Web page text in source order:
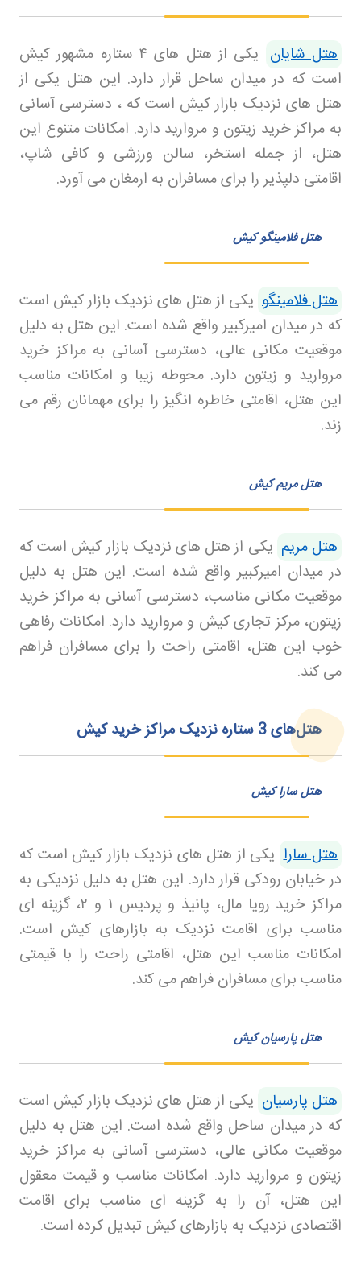
هتل شایان یکی از هتل های ۴ ستاره مشهور کیش
است که در میدان ساحل قرار دارد. این هتل یکی از
هتل های نزدیک بازار کیش است که ، دسترسی آسانی
به مراکز خرید زیتون و مروارید دارد. امکانات متنوع این
هتل، از جمله استخر، سالن ورزشی و کافی شاپ،
اقامتی دلپذیر را برای مسافران به ارمغان می آورد.
هتل فلامینگو کیش
هتل فلامینگو یکی از هتل های نزدیک بازار کیش است
که در میدان امیرکبیر واقع شده است. این هتل به دلیل
موقعیت مکانی عالی، دسترسی آسانی به مراکز خرید
مروارید و زیتون دارد. محوطه زیبا و امکانات مناسب
این هتل، اقامتی خاطره انگیز را برای مهمانان رقم می
زند.
هتل مریم کیش
هتل مریم یکی از هتل های نزدیک بازار کیش است که
در میدان امیرکبیر واقع شده است. این هتل به دلیل
موقعیت مکانی مناسب، دسترسی آسانی به مراکز خرید
زیتون، مرکز تجاری کیش و مروارید دارد. امکانات رفاهی
خوب این هتل، اقامتی راحت را برای مسافران فراهم
می کند.
هتل‌های 3 ستاره نزدیک مراکز خرید کیش
هتل سارا کیش
هتل سارا یکی از هتل های نزدیک بازار کیش است که
در خیابان رودکی قرار دارد. این هتل به دلیل نزدیکی به
مراکز خرید رویا مال، پانیذ و پردیس ۱ و ۲، گزینه ای
مناسب برای اقامت نزدیک به بازارهای کیش است.
امکانات مناسب این هتل، اقامتی راحت را با قیمتی
مناسب برای مسافران فراهم می کند.
هتل پارسیان کیش
هتل پارسیان یکی از هتل های نزدیک بازار کیش است
که در میدان ساحل واقع شده است. این هتل به دلیل
موقعیت مکانی عالی، دسترسی آسانی به مراکز خرید
زیتون و مروارید دارد. امکانات مناسب و قیمت معقول
این هتل، آن را به گزینه ای مناسب برای اقامت
اقتصادی نزدیک به بازارهای کیش تبدیل کرده است.